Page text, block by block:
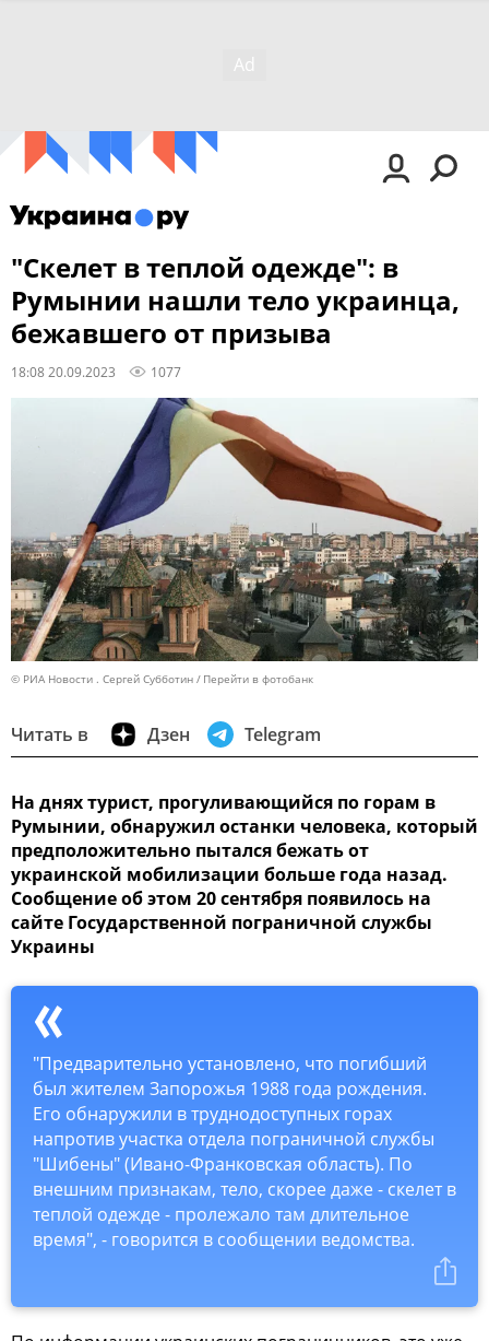
"Скелет в теплой одежде": в
Румынии нашли тело украинца,
бежавшего от призыва
18:08 20.09.2023 1077
© РИА Новости . Сергей Субботин Перейти в фотобанк
Читать в Дзен Telegram
На днях турист, прогуливающийся по горам в
Румынии, обнаружил останки человека, который
предположительно пытался бежать от
украинской мобилизации больше года назад.
Сообщение об этом 20 сентября появилось на
сайте Государственной пограничной службы
Украины
"Предварительно установлено, что погибший
был жителем Запорожья 1988 года рождения.
Его обнаружили в труднодоступных горах
напротив участка отдела пограничной службы
"Шибены" (Ивано-Франковская область). По
внешним признакам, тело, скорее даже - скелет в
теплой одежде - пролежало там длительное
время", - говорится в сообщении ведомства.